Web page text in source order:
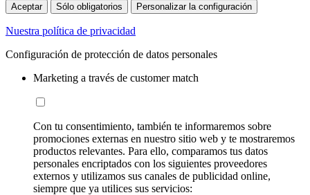
Aceptar Sólo obligatorios Personalizar la configuración
Nuestra política de privacidad
Configuración de protección de datos personales
Marketing a través de customer match
Con tu consentimiento, también te informaremos sobre
promociones externas en nuestro sitio web y te mostraremos
productos relevantes. Para ello, comparamos tus datos
personales encriptados con los siguientes proveedores
externos y utilizamos sus canales de publicidad online,
siempre que ya utilices sus servicios: